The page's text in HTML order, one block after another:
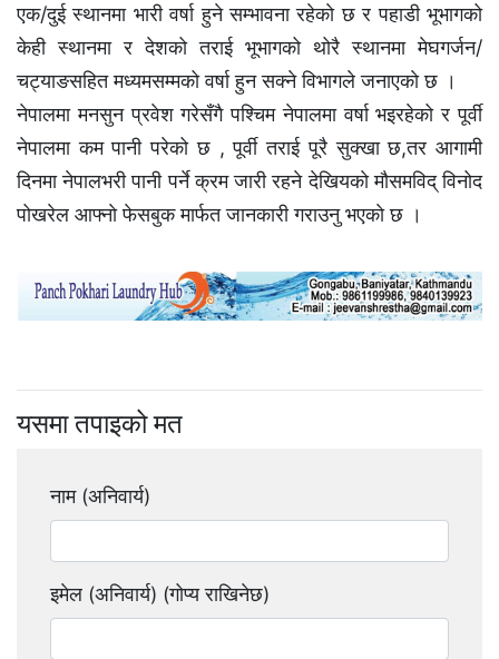
एक/दुई स्थानमा भारी वर्षा हुने सम्भावना रहेकाे छ र पहाडी भूभागको
केही स्थानमा र देशको तराई भूभागको थोरै स्थानमा मेघगर्जन/
चट्याङसहित मध्यमसम्मको वर्षा हुन सक्ने विभागले जनाएकाे छ ।
नेपालमा मनसुन प्रवेश गरेसँगै पश्चिम नेपालमा वर्षा भइरहेको र पूर्वी
नेपालमा कम पानी परेको छ , पूर्वी तराई पूरै सुक्खा छ,तर आगामी
दिनमा नेपालभरी पानी पर्ने क्रम जारी रहने देखियकाे मौसमविद् विनोद
पोखरेल आफ्नाे फेसबुक मार्फत जानकारी गराउनु भएकाे छ ।
यसमा तपाइको मत
नाम (अनिवार्य)
इमेल (अनिवार्य) (गोप्य राखिनेछ)